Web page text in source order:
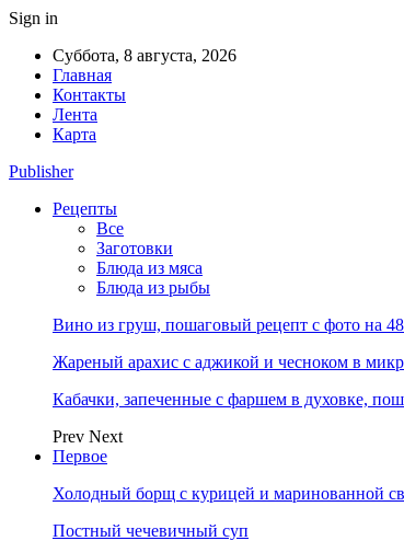
Sign in
Суббота, 8 августа, 2026
Главная
Контакты
Лента
Карта
Publisher
Рецепты
Все
Заготовки
Блюда из мяса
Блюда из рыбы
Вино из груш, пошаговый рецепт с фото на
Жареный арахис с аджикой и чесноком в
Кабачки, запеченные с фаршем в духовке,
Prev Next
Первое
Холодный борщ с курицей и маринованной
Постный чечевичный суп